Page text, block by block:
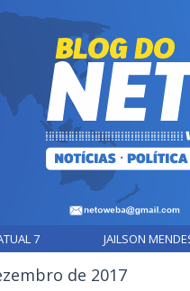
7 JAILSON
de 2017